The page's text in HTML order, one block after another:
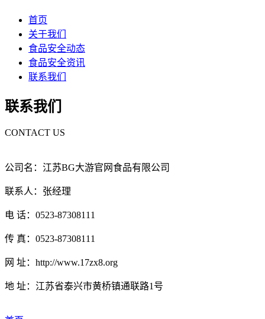
首页
关于我们
食品安全动态
食品安全资讯
联系我们
联系我们
CONTACT US
公司名：江苏BG大游官网食品有限公司
联系人：张经理
电 话：0523-87308111
传 真：0523-87308111
网 址：http://www.17zx8.org
地 址：江苏省泰兴市黄桥镇通联路1号